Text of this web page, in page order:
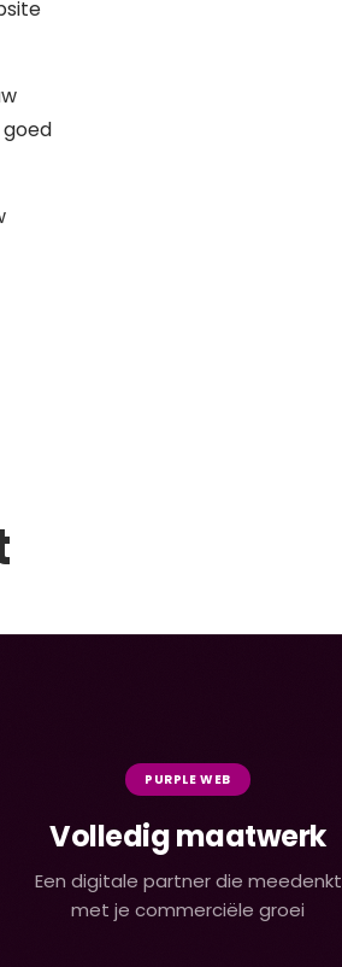
PURPLE WEB
Volledig maatwerk
Een digitale partner die meedenkt
met je commerciële groei